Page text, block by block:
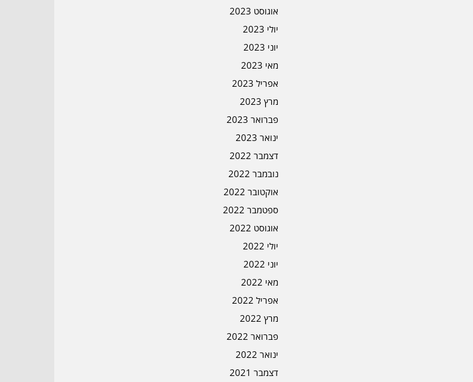
אוגוסט 2023
יולי 2023
יוני 2023
מאי 2023
אפריל 2023
מרץ 2023
פברואר 2023
ינואר 2023
דצמבר 2022
נובמבר 2022
אוקטובר 2022
ספטמבר 2022
אוגוסט 2022
יולי 2022
יוני 2022
מאי 2022
אפריל 2022
מרץ 2022
פברואר 2022
ינואר 2022
דצמבר 2021